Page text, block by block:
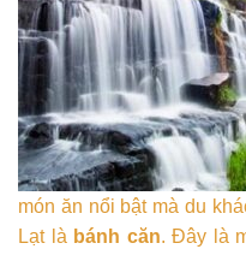
món ăn nổi bật mà du
Lạt là bánh căn. Đây là